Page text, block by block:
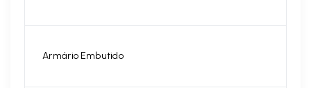
Armário Embutido